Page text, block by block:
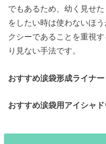
でもあるため、幼く見せ
をしたい時は使わないほ
クシーであることを重視
り見ない手法です。
おすすめ涙袋形成ライナー
おすすめ涙袋用アイシャド